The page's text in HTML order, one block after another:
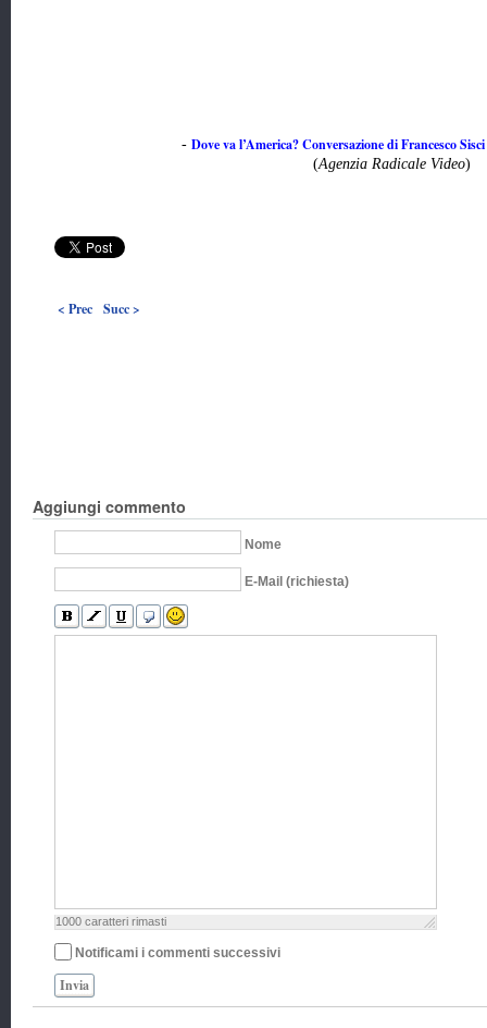
- Dove va l’America? Conversazione di Francesco
(Agenzia Radicale Video)
< Prec Succ >
Aggiungi commento
Nome
E-Mail (richiesta)
1000 caratteri rimasti
Notificami i commenti successivi
Invia